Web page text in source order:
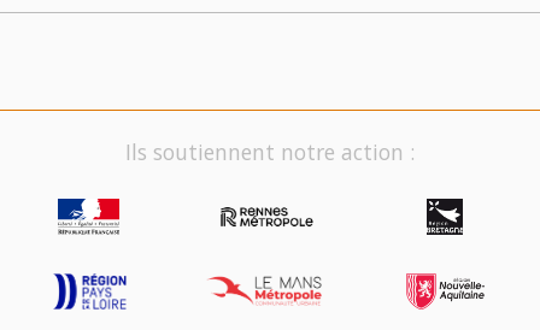
Ils soutiennent notre action :